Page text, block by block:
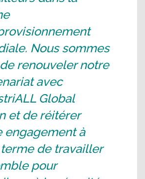
Nous sommes
renouveler notre
avec
Global
et de réitérer
engagement à
de travailler
pour